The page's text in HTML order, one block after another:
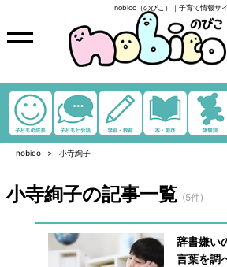
nobico（のびこ）｜子育て情報サ
nobico 小寺絢子
小寺絢子の記事一覧 (5件)
辞書嫌い
言葉を調